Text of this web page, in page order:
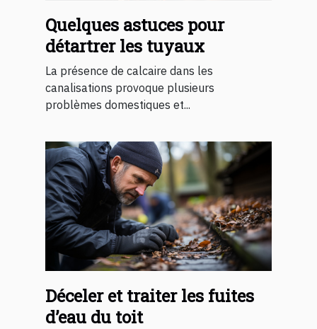
Quelques astuces pour
détartrer les tuyaux
La présence de calcaire dans les
canalisations provoque plusieurs
problèmes domestiques et...
Déceler et traiter les fuites
d’eau du toit